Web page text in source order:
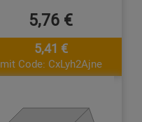
5,76 €
5,41 €
mit Code: CxLyh2Ajne